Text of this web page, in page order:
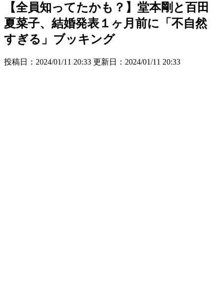
【全員知ってたかも？】堂本剛と百田
夏菜子、結婚発表１ヶ月前に「不自然
すぎる」ブッキング
投稿日：2024/01/11 20:33 更新日： 2024/01/11 20:33